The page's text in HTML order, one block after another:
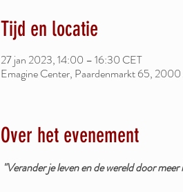
Tijd en locatie
27 jan 2023, 14:00 – 16:30 CET
Emagine Center, Paardenmarkt 65,
Over het evenement
"Verander je leven en de wereld door